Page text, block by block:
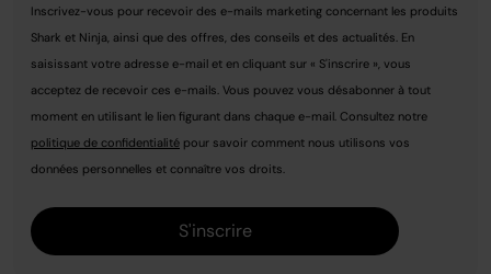
Inscrivez-vous pour recevoir des e-mails marketing concernant les produits
Shark et Ninja, ainsi que des offres, des conseils et des actualités. En
saisissant votre adresse e-mail et en cliquant sur « S'inscrire », vous
acceptez de recevoir ces e-mails. Vous pouvez vous désabonner à tout
moment en utilisant le lien figurant dans chaque e-mail. Consultez notre
politique de confidentialité pour savoir comment nous utilisons vos
données personnelles et connaître vos droits.
S'inscrire